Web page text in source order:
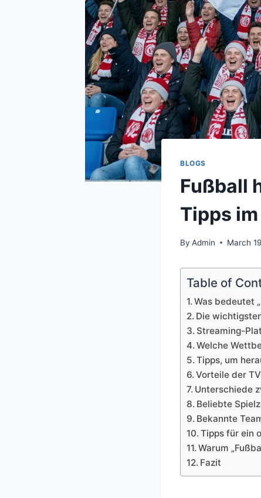
BLOGS
Fußball
Tipps
By Admin March
Table of
Was bedeutet
Die
Streaming-
Welche
Tipps, um
Vorteile der
Unterschiede
Beliebte
Bekannte
Tipps für ein
Warum
Fazit